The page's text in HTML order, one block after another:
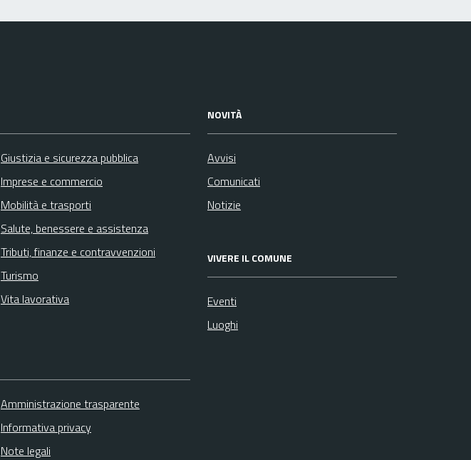
Giustizia e sicurezza pubblica
Imprese e commercio
Mobilità e trasporti
Salute, benessere e assistenza
Tributi, finanze e contravvenzioni
Turismo
Vita lavorativa
NOVITÀ
Avvisi
Comunicati
Notizie
VIVERE IL COMUNE
Eventi
Luoghi
Amministrazione trasparente
Informativa privacy
Note legali